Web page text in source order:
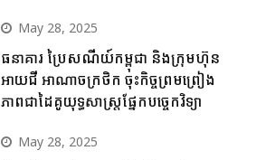
May 28, 2025
ធនាគារ ប្រៃសណីយ៍កម្ពុជា និងក្រុមហ៊ុន
អាយជី អាណាចក្រថិក ចុះកិច្ចព្រមព្រៀង
ភាពជាដៃគូយុទ្ធសាស្ត្រផ្នែកបច្ចេកវិទ្យា
May 28, 2025